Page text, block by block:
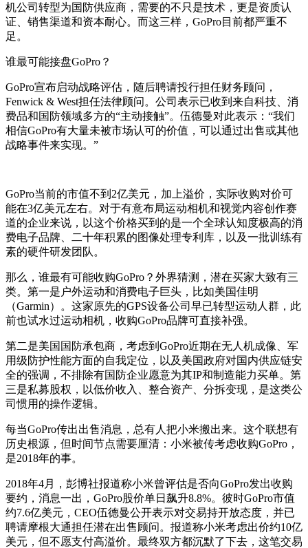
机公司转型为国防供应商，需要的不只是技术，更是资质认
证、销售渠道和资本耐心。而这三样，GoPro目前都严重不
足。
谁最可能接盘GoPro？
GoPro宣布启动战略评估，随后聘请投行担任财务顾问，
Fenwick & West担任法律顾问。公司表示已收到来自科技、消
费品和国防领域多方的“主动接触”。伍德曼对此表示：“我们
相信GoPro有大量未被市场认可的价值，可以通过出售或其他
战略事件来实现。”
GoPro当前的市值不到2亿美元，加上溢价，实际收购对价可
能在3亿美元左右。对于有意布局运动相机和视觉内容创作赛
道的企业来说，以这个价格买到的是一个全球认知度极高的消
费电子品牌、二十年积累的图像处理专利库，以及一批训练有
素的硬件研发团队。
那么，谁最有可能收购GoPro？外界猜测，潜在买家大致有三
类。第一是户外运动和消费电子巨头，比如美国佳明
（Garmin）。这家原先的GPS设备公司早已转型运动人群，此
前也试水过运动相机，收购GoPro品牌可直接补强。
第二是美国国防承包商，考虑到GoPro近期在无人机成像、军
用级防护性能方面的自我定位，以及美国政府对国内供应链安
全的强调，不排除有国防企业愿意为其IP和制造能力买单。第
三是私募股权，以低价收入、整合资产、分拆变现，是这类公
司惯用的操作逻辑。
每当GoPro传出出售消息，总有人把小米搬出来。这个联想有
历史根源，但时间节点需要厘清：小米被传考虑收购GoPro，
是2018年的事。
2018年4月，彭博社报道称小米曾评估是否向GoPro发出收购
要约，消息一出，GoPro股价单日飙升8.8%。彼时GoPro市值
约7.6亿美元，CEO伍德曼公开表示对交易持开放态度，并已
聘请摩根大通担任潜在出售顾问。报道称小米考虑出价约10亿
美元，但不愿支付高溢价。最终双方都沉默了下去，这笔交易